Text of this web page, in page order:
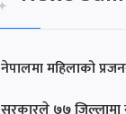
नेपालमा महिलाको